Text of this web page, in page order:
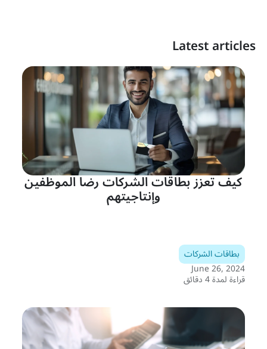
Latest articles
كيف تعزز بطاقات الشركات رضا الموظفين
وإنتاجيتهم
بطاقات الشركات
June 26, 2024
قراءة لمدة 4 دقائق